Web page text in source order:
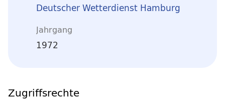
Deutscher Wetterdienst Hamburg
Jahrgang
1972
Zugriffsrechte